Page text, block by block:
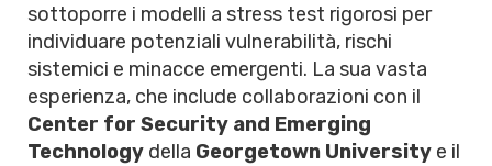
sottoporre i modelli a stress test rigorosi per
individuare potenziali vulnerabilità, rischi
sistemici e minacce emergenti. La sua vasta
esperienza, che include collaborazioni con il
Center for Security and Emerging
Technology della Georgetown University e il